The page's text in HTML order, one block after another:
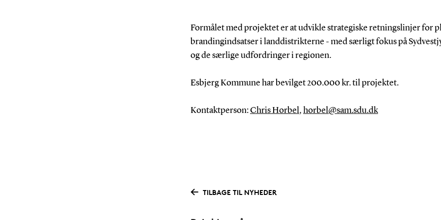
Formålet med projektet er at udvikle strategiske retningslinjer for
brandingindsatser i landdistrikterne - med særligt fokus på
og de særlige udfordringer i regionen.
Esbjerg Kommune har bevilget 200.000 kr. til projektet.
Kontaktperson:Chris Horbel , horbel@sam.sdu.dk
TILBAGE TIL NYHEDER